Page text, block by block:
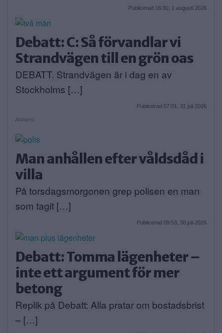
Publicerad 16:30, 1 augusti 2026
Debatt: C: Så förvandlar vi
Strandvägen till en grön oas
DEBATT. Strandvägen är i dag en av
Stockholms […]
Publicerad 07:01, 31 juli 2026
Annons:
Man anhållen efter våldsdåd i
villa
På torsdagsmorgonen grep polisen en man
som tagit […]
Publicerad 09:53, 30 juli 2026
Debatt: Tomma lägenheter –
inte ett argument för mer
betong
Replik på Debatt: Alla pratar om bostadsbrist
– […]